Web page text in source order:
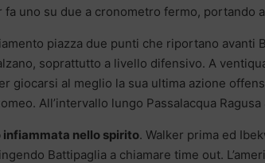
uno su due a cronometro fermo, portando
piazza due punti che riportano avanti
soprattutto a livello difensivo. A
giocarsi al meglio la sua ultima azione
All’intervallo lungo Passalacqua
infiammata nello spirito. Walker prima ed
Battipaglia a chiamare time out.